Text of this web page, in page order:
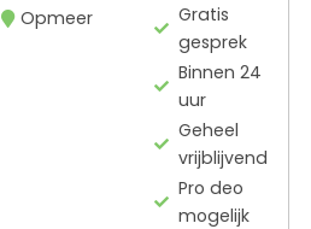
Opmeer
Gratis
gesprek
Binnen 24
uur
Geheel
vrijblijvend
Pro deo
mogelijk